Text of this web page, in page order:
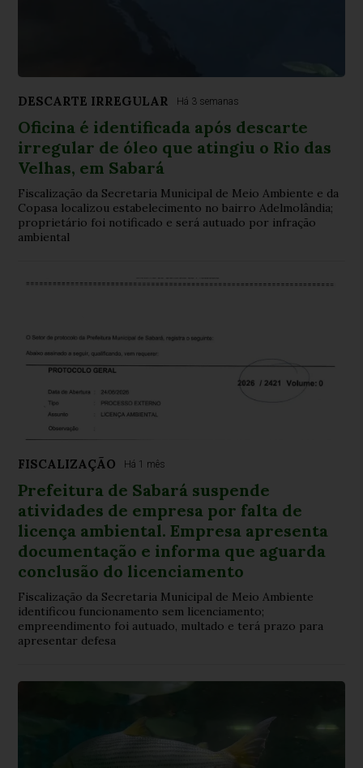
DESCARTE IRREGULAR Há 3 semanas
Oficina é identificada após descarte
irregular de óleo que atingiu o Rio das
Velhas, em Sabará
Fiscalização da Secretaria Municipal de Meio Ambiente e da
Copasa localizou estabelecimento no bairro Adelmolândia;
proprietário foi notificado e será autuado por infração
ambiental
FISCALIZAÇÃO Há 1 mês
Prefeitura de Sabará suspende
atividades de empresa por falta de
licença ambiental. Empresa apresenta
documentação e informa que aguarda
conclusão do licenciamento
Fiscalização da Secretaria Municipal de Meio Ambiente
identificou funcionamento sem licenciamento;
empreendimento foi autuado, multado e terá prazo para
apresentar defesa